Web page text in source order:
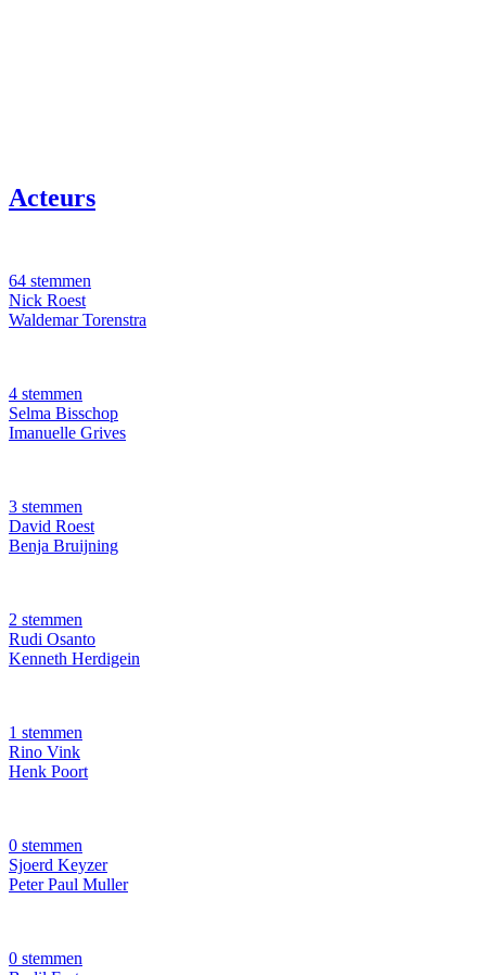
Acteurs
64 stemmen
Nick Roest
Waldemar Torenstra
4 stemmen
Selma Bisschop
Imanuelle Grives
3 stemmen
David Roest
Benja Bruijning
2 stemmen
Rudi Osanto
Kenneth Herdigein
1 stemmen
Rino Vink
Henk Poort
0 stemmen
Sjoerd Keyzer
Peter Paul Muller
0 stemmen